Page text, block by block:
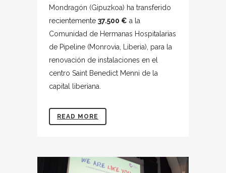
Mondragón (Gipuzkoa) ha transferido
recientemente 37.500 € a la
Comunidad de Hermanas Hospitalarias
de Pipeline (Monrovia, Liberia), para la
renovación de instalaciones en el
centro Saint Benedict Menni de la
capital liberiana.
READ MORE